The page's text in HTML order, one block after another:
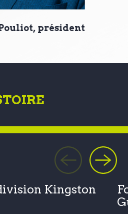
président
Kingston